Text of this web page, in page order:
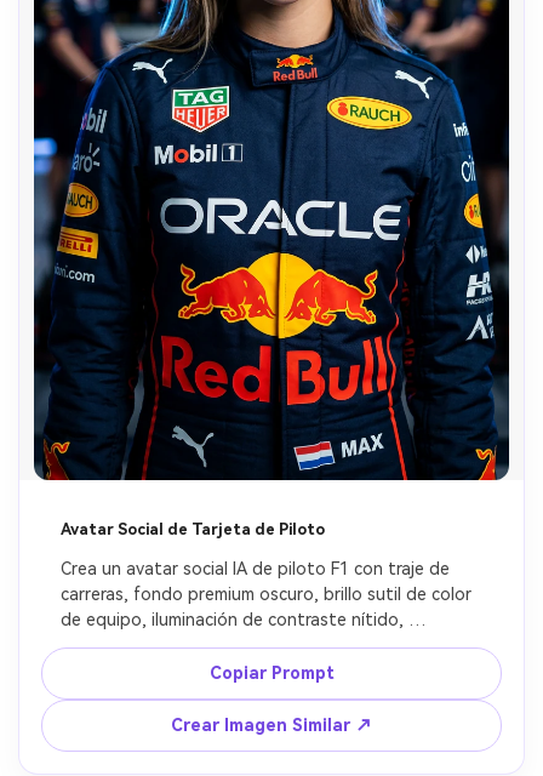
Avatar Social de Tarjeta de Piloto
Crea un avatar social IA de piloto F1 con traje de
carreras, fondo premium oscuro, brillo sutil de color
de equipo, iluminación de contraste nítido,
expresión confiada y fresca, y encuadre limpio
compatible con móviles para fotos de perfil y
portadas de historias, look ultra realista de
automovilismo, preservar rostro original.
Copiar Prompt
Crear Imagen Similar ↗